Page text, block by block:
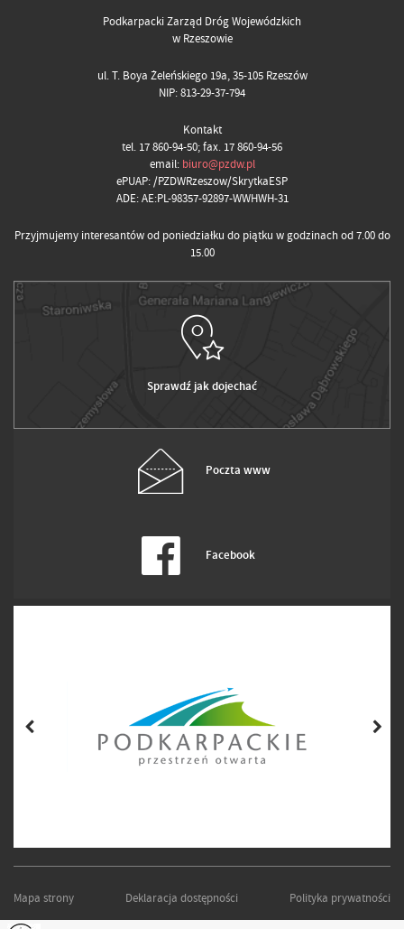
Podkarpacki Zarząd Dróg Wojewódzkich
w Rzeszowie
ul. T. Boya Żeleńskiego 19a, 35-105 Rzeszów
NIP: 813-29-37-794
Kontakt
tel. 17 860-94-50; fax. 17 860-94-56
email: biuro@pzdw.pl
ePUAP: /PZDWRzeszow/SkrytkaESP
ADE: AE:PL-98357-92897-WWHWH-31
Przyjmujemy interesantów od poniedziałku do piątku w godzinach od 7.00 do
15.00
Sprawdź jak dojechać
Poczta www
Facebook
Mapa strony Deklaracja dostępności Polityka prywatności